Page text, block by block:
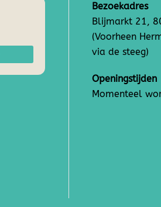
Bezoekadres
Blijmarkt 21,
(Voorheen
via de steeg)
Openingstijden
Momenteel